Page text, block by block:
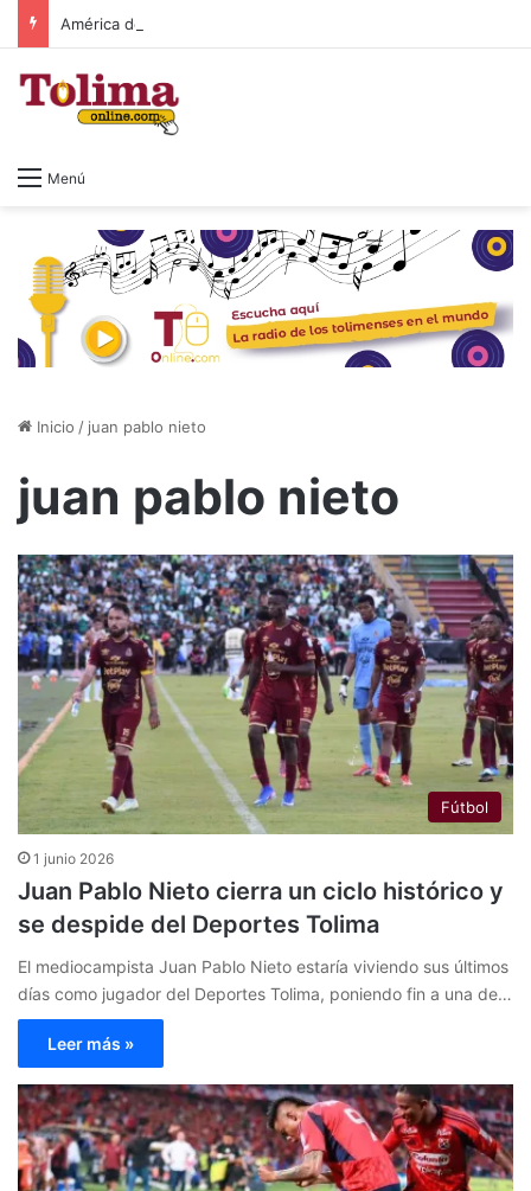
Menú
Inicio / juan pablo nieto
juan pablo nieto
Fútbol
1 junio 2026
Juan Pablo Nieto cierra un ciclo histórico y
se despide del Deportes Tolima
El mediocampista Juan Pablo Nieto estaría viviendo sus últimos
días como jugador del Deportes Tolima, poniendo fin a una de…
Leer más »